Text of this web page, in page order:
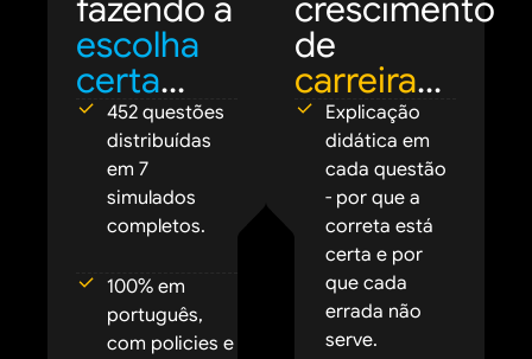
fazendo a
escolha
certa...
452 questões
distribuídas
em 7
simulados
completos.
100% em
português,
com policies e
crescimento
de
carreira...
Explicação
didática em
cada questão
- por que a
correta está
certa e por
que cada
errada não
serve.